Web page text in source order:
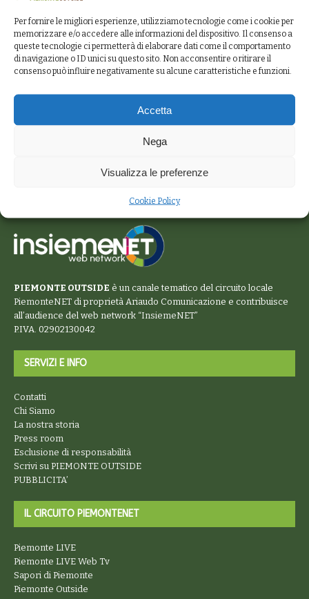
Per fornire le migliori esperienze, utilizziamo tecnologie come i cookie per
memorizzare e/o accedere alle informazioni del dispositivo. Il consenso a
queste tecnologie ci permetterà di elaborare dati come il comportamento
di navigazione o ID unici su questo sito. Non acconsentire o ritirare il
consenso può influire negativamente su alcune caratteristiche e funzioni.
Accetta
Nega
Visualizza le preferenze
Cookie Policy
PIEMONTE OUTSIDE è un canale tematico del circuito locale
PiemonteNET di proprietà Ariaudo Comunicazione e contribuisce
all’audience del web network “InsiemeNET”
P.IVA. 02902130042
SERVIZI E INFO
Contatti
Chi Siamo
La nostra storia
Press room
Esclusione di responsabilità
Scrivi su PIEMONTE OUTSIDE
PUBBLICITA’
IL CIRCUITO PIEMONTENET
Piemonte LIVE
Piemonte LIVE Web Tv
Sapori di Piemonte
Piemonte Outside